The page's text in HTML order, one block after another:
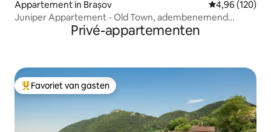
Appartement in Brașov Gemiddelde
4,96 (120)
Juniper Appartement - Old Town, adembenemend
Privé-appartementen
Topfavoriet van gasten
Favoriet van gasten